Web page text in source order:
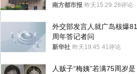
胎？
南方都市报 昨天15:29 28评论
外交部发言人就广岛核爆81
周年答记者问
新华社 昨天19:45 41评论
人贩子“梅姨”若满75周岁是